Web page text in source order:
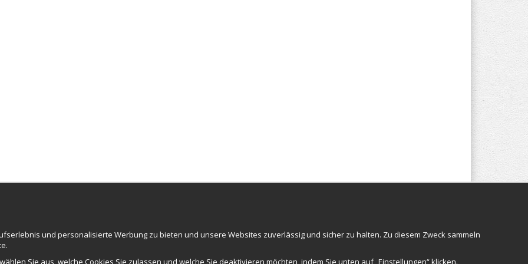
AB
559502-0453
und personalisierte Werbung zu bieten und unsere Websites zuverlässig und sicher zu halten. Zu diesem Zweck sammeln
Sie aus, welche Cookies Sie zulassen und welche Sie deaktivieren möchten, indem Sie unten auf „Einstellungen“ klicken.